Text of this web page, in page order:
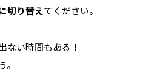
切り替えてください。
ない時間もある！